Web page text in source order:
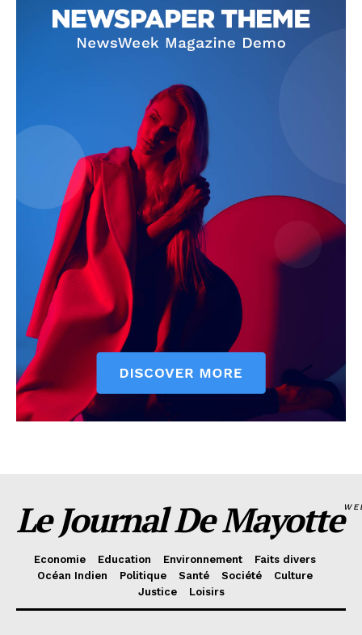
Le Journal De Mayotte
Economie Education Environnement
Faits divers
Océan Indien
Politique Santé Société
Culture
Justice
Loisirs